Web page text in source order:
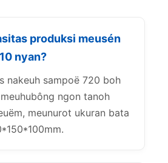
produksi meusén
nyan?
nakeuh sampoë 720 boh
ngon tanoh
meunurot ukuran bata